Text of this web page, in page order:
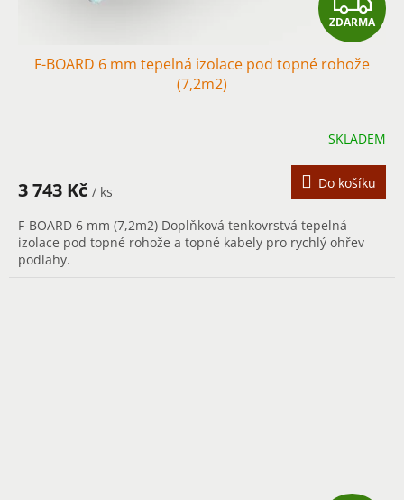
D
M
A
ZDARMA
F-BOARD 6 mm tepelná izolace pod topné rohože
(7,2m2)
SKLADEM
3 743 Kč / ks
Do košíku
F-BOARD 6 mm (7,2m2) Doplňková tenkovrstvá tepelná
izolace pod topné rohože a topné kabely pro rychlý ohřev
podlahy.